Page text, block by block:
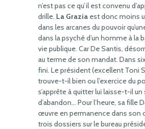
n’est pas ce qu’il est convenu
drille. La Grazia est donc moins
dans les arcanes du pouvoir
dans la psyché d’un homme à la
vie publique. Car De Santis,
au terme de son mandat. Dans
fini. Le président (excellent Toni
trouve-t-il bien ou l’exercice du
s’apprête à quitter lui laisse-t-il
d’abandon… Pour l’heure, sa fille
œuvre en permanence dans son
trois dossiers sur le bureau